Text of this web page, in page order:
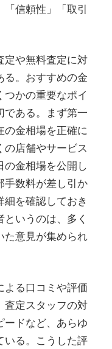
信頼性」「取引
定や無料査定に対
。おすすめの金
かの重要なポイ
である。まず第一
の金相場を正確に
店舗やサービス
金相場を公開し
手数料が差し引か
を確認しておき
いうのは、多く
た意見が集められ
よる口コミや評価
査定スタッフの対
ドなど、あらゆ
いる。こうした評